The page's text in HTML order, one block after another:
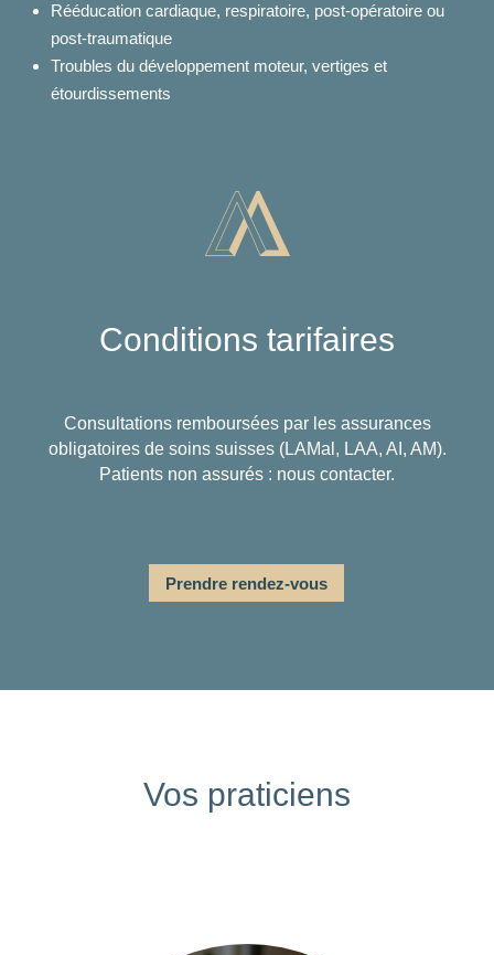
Rééducation cardiaque, respiratoire, post-opératoire ou
post-traumatique
Troubles du développement moteur, vertiges et
étourdissements
Conditions tarifaires
Consultations remboursées par les assurances
obligatoires de soins suisses (LAMal, LAA, AI, AM).
Patients non assurés : nous contacter.
Prendre rendez-vous
Vos praticiens